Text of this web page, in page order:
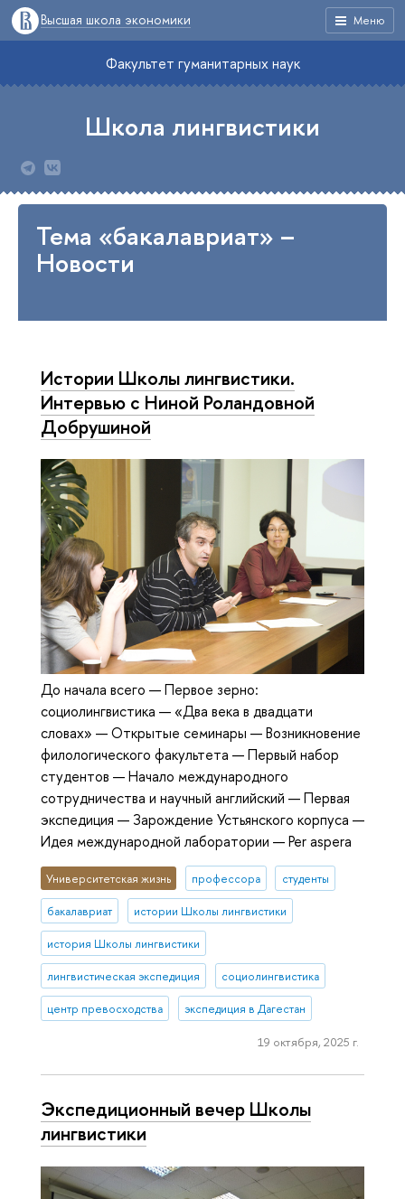
Меню
Высшая школа экономики
Факультет гуманитарных наук
Школа лингвистики
Тема «бакалавриат» –
Новости
Истории Школы лингвистики.
Интервью с Ниной Роландовной
Добрушиной
До начала всего — Первое зерно:
социолингвистика — «Два века в двадцати
словах» — Открытые семинары — Возникновение
филологического факультета — Первый набор
студентов — Начало международного
сотрудничества и научный английский — Первая
экспедиция — Зарождение Устьянского корпуса —
Идея международной лаборатории — Per aspera
Университетская жизнь профессора студенты
бакалавриат истории Школы лингвистики
история Школы лингвистики
лингвистическая экспедиция социолингвистика
центр превосходства экспедиция в Дагестан
19 октября, 2025 г.
Экспедиционный вечер Школы
лингвистики